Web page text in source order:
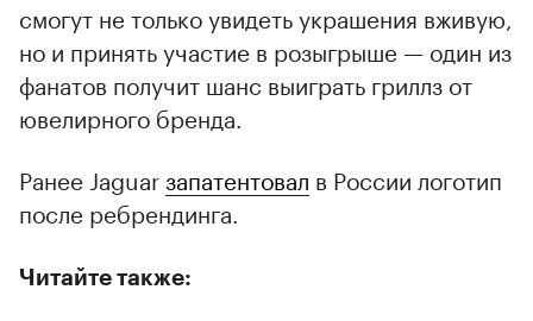
смогут не только увидеть украшения вживую,
но и принять участие в розыгрыше — один из
фанатов получит шанс выиграть гриллз от
ювелирного бренда.
Ранее Jaguarзапатентовал в России логотип
после ребрендинга.
Читайте также: